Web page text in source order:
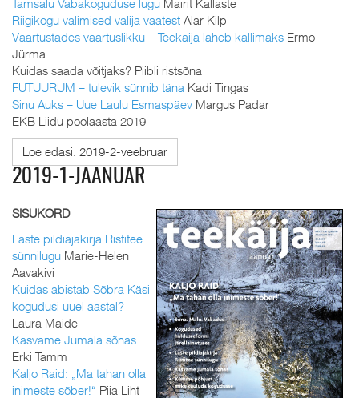
Tamsalu Vabakoguduse lugu Mairit Kallaste
Riigikogu valimised valija vaatest Alar Kilp
Väärtustades väärtuslikku – Teekäija läheb kallimaks Ermo
Jürma
Kuidas saada võitjaks? Piibli ristsõna
FUTUURUM – tulevik sünnib täna Kadi Tingas
Sinu Auks – Uue Laulu Esmaspäev Margus Padar
EKB Liidu poolaasta 2019
Loe edasi: 2019-2-veebruar
2019-1-JAANUAR
SISUKORD
Laste pildiajakirja Ristitee
sünnilugu Marie-Helen
Aavakivi
Kuidas abistab Sõbra Käsi
kogudusi uuel aastal?
Laura Maide
Kasvame Jumala sõnas
Erki Tamm
Kaljo Raid: „Ma tahan olla
inimeste sõber!“ Piia Liht